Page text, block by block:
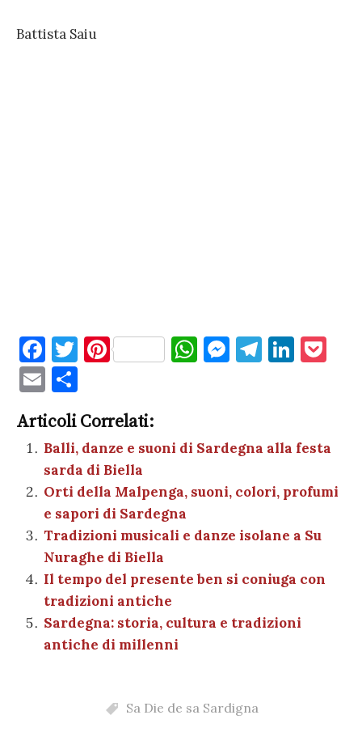
Battista Saiu
F
a
c
e
b
o
o
k
T
te
r
Pi
es
t
W
A
p
M
g
er
T
a
m
Li
dI
n
et
E
m
ai
l
n
di
vi
di
Articoli Correlati:
Balli, danze e suoni di Sardegna alla festa
sarda di Biella
Orti della Malpenga, suoni, colori, profumi
e sapori di Sardegna
Tradizioni musicali e danze isolane a Su
Nuraghe di Biella
Il tempo del presente ben si coniuga con
tradizioni antiche
Sardegna: storia, cultura e tradizioni
antiche di millenni
Sa Die de sa Sardigna